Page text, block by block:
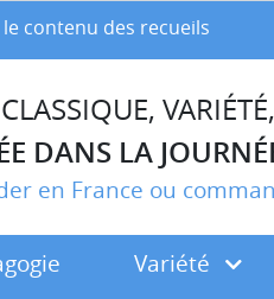
contenu des recueils
DANS LA
en France ou
Variété